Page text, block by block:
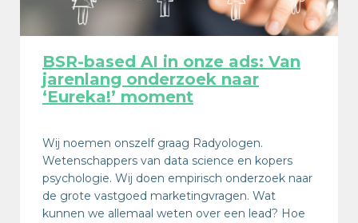
BSR-based AI in onze ads: Van
jarenlang onderzoek naar
‘Eureka!’ moment
Wij noemen onszelf graag Radyologen.
Wetenschappers van data science en kopers
psychologie. Wij doen empirisch onderzoek naar
de grote vastgoed marketingvragen. Wat
kunnen we allemaal weten over een lead? Hoe